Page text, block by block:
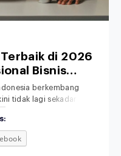
Terbaik di 2026
Bisnis
berkembang
tidak lagi sekadar
fashion, maupun jasa
efisiensi
penjualan